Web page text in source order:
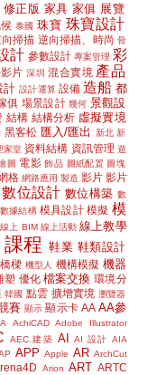
修正版 家具 家俱 展覽
泰國 珠寶 珠寶設計
向掃描 逆向掃描、時尚 骨
計 參數設計 專案管理 彩
片 深圳 混合實境 產品
計 設計運算 設備 造船 都
俱 場景設計 幾何 景觀設
結構 結構分析 虛擬實境
黑客松 匯入/匯出 新北 新
家堂 資料結構 資訊管理 遊
圖 電影 飾品 圖紙配置 圖塊
格 網路應用 製造 影片 影片
數位設計 數位構築 數
數據結構 模具設計 模擬 模
線上 BIM 線上活動 線上教學
課程 鞋業 鞋類設計
橋樑 機型人 機構模擬 機器
塑 優化 檔案交換 環境分
韓國 點雲 擴增實境 瀏覽器
賽 顯示 顯示卡 AA AA參
AchiCAD
Adobe Illustrator
AEC.建築 AI AI 設計 AIA
APP Apple AR ArchCut
Arion ART ARTC